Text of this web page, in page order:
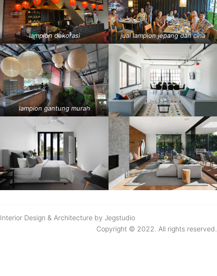
lampion dekorasi jual lampion jepang dan cina
lampion gantung murah
Interior Design & Architecture by Jegstudio
Copyright © 2022. All rights reserved.